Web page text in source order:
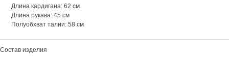
Длина кардигана: 62 см
Длина рукава: 45 см
Полуобхват талии: 58 см
Состав изделия